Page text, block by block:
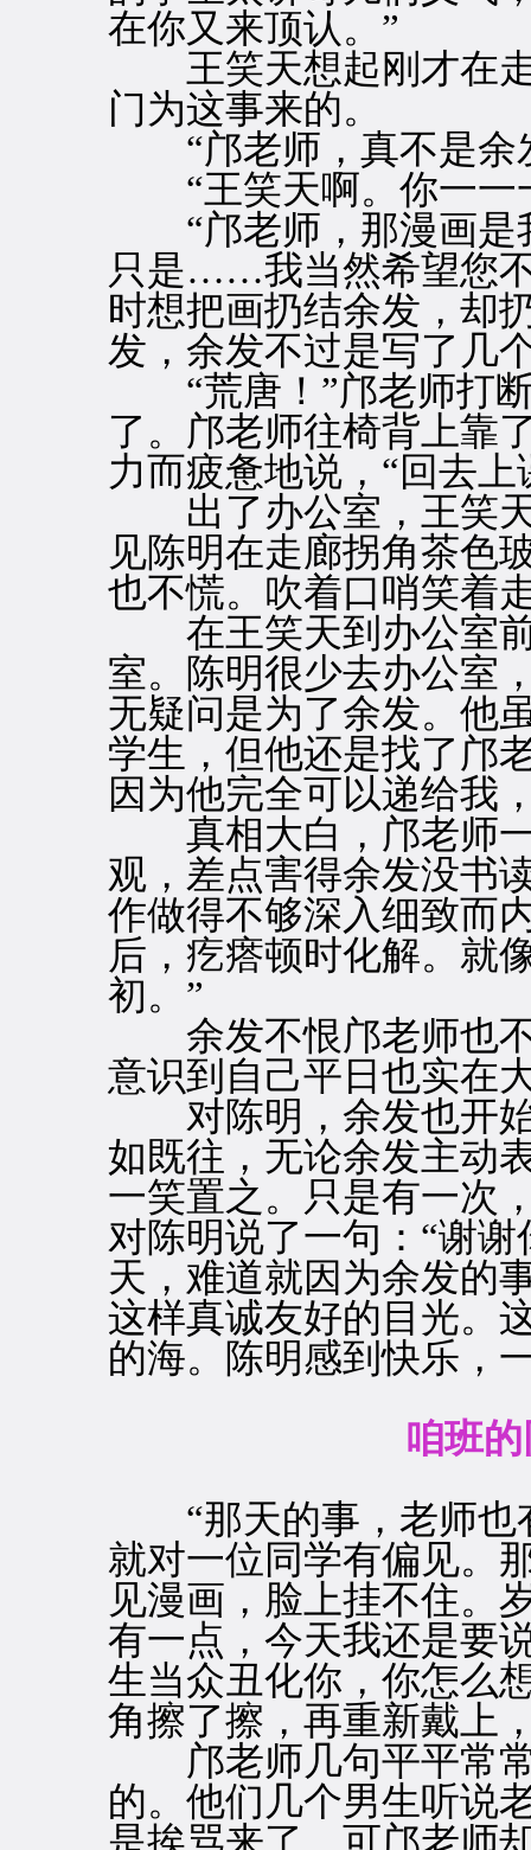
在你又来顶认。”
王笑天想起刚才在走
门为这事来的。
“邝老师，真不是余
“王笑天啊。你一一
“邝老师，那漫画是
只是……我当然希望您
时想把画扔结余发，却
发，余发不过是写了
“荒唐！”邝老师打断
了。邝老师往椅背上靠
力而疲惫地说，“回去上
出了办公室，王笑天
见陈明在走廊拐角茶色
也不慌。吹着口哨笑着
在王笑天到办公室前
室。陈明很少去办公室
无疑问是为了余发。他
学生，但他还是找了邝
因为他完全可以递给我
真相大白，邝老师一
观，差点害得余发没书
作做得不够深入细致而
后，疙瘩顿时化解。就
初。”
余发不恨邝老师也不
意识到自己平日也实在
对陈明，余发也开始
如既往，无论余发主动
一笑置之。只是有一次
对陈明说了一句：“谢
天，难道就因为余发的
这样真诚友好的目光。
的海。陈明感到快乐，
咱班
“那天的事，老师也
就对一位同学有偏见。
见漫画，脸上挂不住。
有一点，今天我还是要
生当众丑化你，你怎么
角擦了擦，再重新戴上
邝老师几句平平常常
的。他们几个男生听说